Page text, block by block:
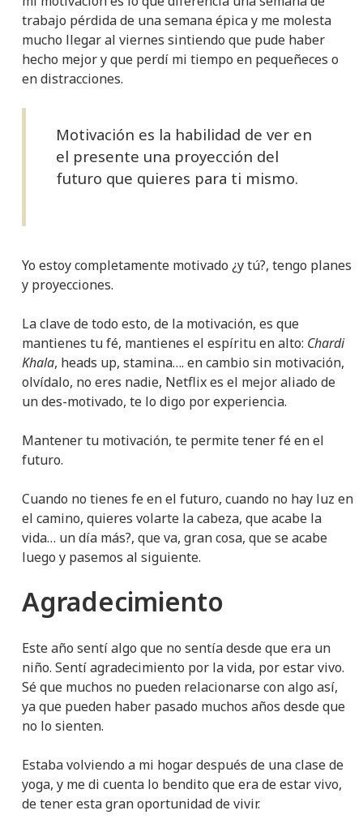
trabajo pérdida de una semana épica y me molesta
mucho llegar al viernes sintiendo que pude haber
hecho mejor y que perdí mi tiempo en pequeñeces o
en distracciones.
Motivación es la habilidad de ver en
el presente una proyección del
futuro que quieres para ti mismo.
Yo estoy completamente motivado ¿y tú?, tengo planes
y proyecciones.
La clave de todo esto, de la motivación, es que
mantienes tu fé, mantienes el espíritu en alto: Chardi
Khala, heads up, stamina…. en cambio sin motivación,
olvídalo, no eres nadie, Netflix es el mejor aliado de
un des-motivado, te lo digo por experiencia.
Mantener tu motivación, te permite tener fé en el
futuro.
Cuando no tienes fe en el futuro, cuando no hay luz en
el camino, quieres volarte la cabeza, que acabe la
vida… un día más?, que va, gran cosa, que se acabe
luego y pasemos al siguiente.
Agradecimiento
Este año sentí algo que no sentía desde que era un
niño. Sentí agradecimiento por la vida, por estar vivo.
Sé que muchos no pueden relacionarse con algo así,
ya que pueden haber pasado muchos años desde que
no lo sienten.
Estaba volviendo a mi hogar después de una clase de
yoga, y me di cuenta lo bendito que era de estar vivo,
de tener esta gran oportunidad de vivir.